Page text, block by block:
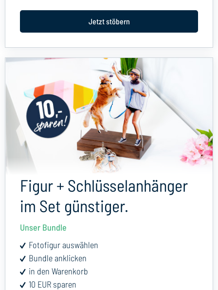
Jetzt stöbern
Figur + Schlüsselanhänger
im Set günstiger.
Unser Bundle
Fotofigur auswählen
Bundle anklicken
in den Warenkorb
10 EUR sparen